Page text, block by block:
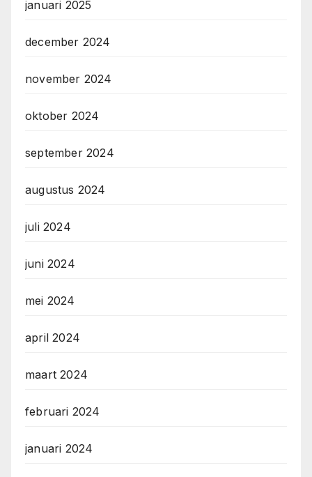
januari 2025
december 2024
november 2024
oktober 2024
september 2024
augustus 2024
juli 2024
juni 2024
mei 2024
april 2024
maart 2024
februari 2024
januari 2024